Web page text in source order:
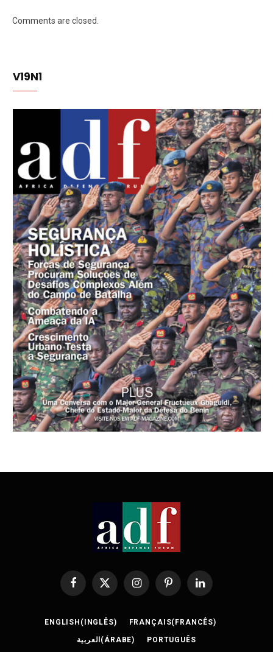
Comments are closed.
V19N1
Facebook
X
InstagramPinterestLinkedIn
ENGLISH (INGLÊS) FRANÇAIS(FRANCÊS)
العربية(ÁRABE) PORTUGUÊS